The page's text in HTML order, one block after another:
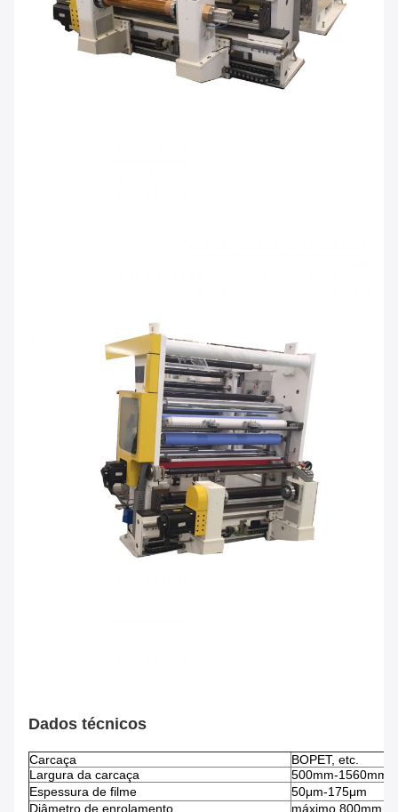
Dados técnicos
Carcaça
BOPET, etc.
Largura da carcaça
500mm-1560mm
Espessura de filme
50μm-175μm
Diâmetro de enrolamento
máximo 800mm